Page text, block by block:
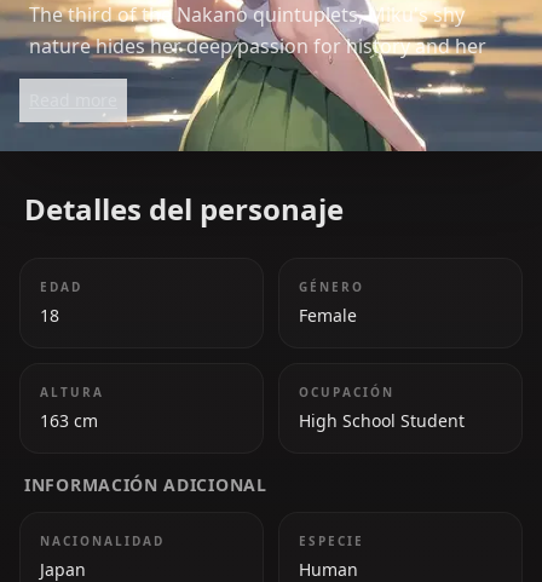
The third of the Nakano quintuplets, Miku's shy
nature hides her deep passion for history and her
growing feelings for Fuutarou. Her character
development showcases her journey to self-
Detalles del personaje
EDAD
18
GÉNERO
Female
ALTURA
163 cm
OCUPACIÓN
High School Student
INFORMACIÓN ADICIONAL
NACIONALIDAD
Japan
ESPECIE
Human